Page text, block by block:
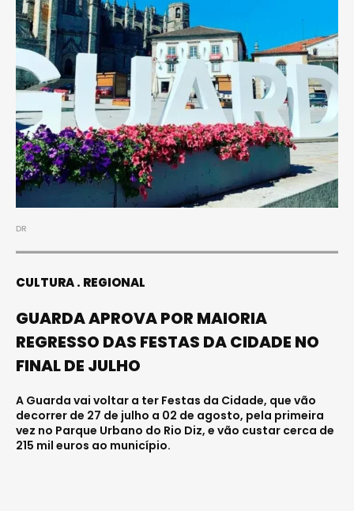
DR
CULTURA REGIONAL
GUARDA APROVA POR MAIORIA
REGRESSO DAS FESTAS DA CIDADE NO
FINAL DE JULHO
A Guarda vai voltar a ter Festas da Cidade, que vão
decorrer de 27 de julho a 02 de agosto, pela primeira
vez no Parque Urbano do Rio Diz, e vão custar cerca de
215 mil euros ao município.